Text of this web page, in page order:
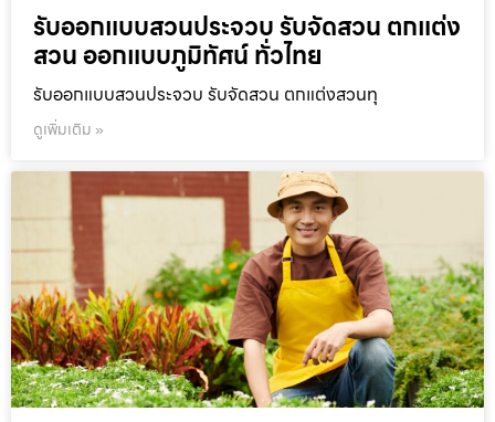
รับออกแบบสวนประจวบ รับจัดสวน ตกแต่ง
สวน ออกแบบภูมิทัศน์ ทั่วไทย
รับออกแบบสวนประจวบ รับจัดสวน ตกแต่งสวนทุ
ดูเพิ่มเติม »